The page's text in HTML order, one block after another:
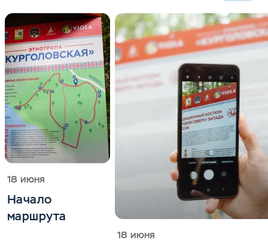
18 июня
Начало
маршрута
18 июня